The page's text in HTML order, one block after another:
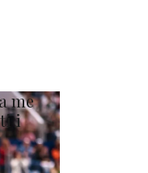
me
i